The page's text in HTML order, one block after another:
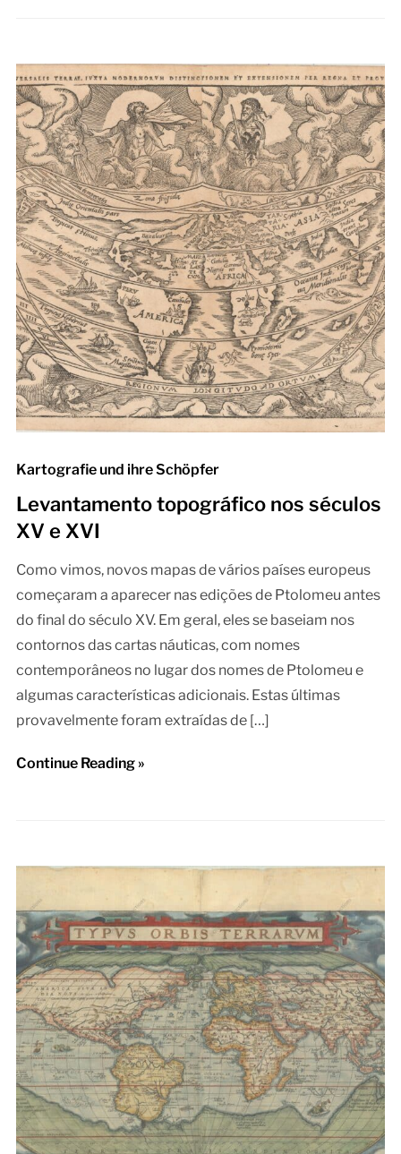
Kartografie und ihre Schöpfer
Levantamento topográfico nos séculos
XV e XVI
Como vimos, novos mapas de vários países europeus
começaram a aparecer nas edições de Ptolomeu antes
do final do século XV. Em geral, eles se baseiam nos
contornos das cartas náuticas, com nomes
contemporâneos no lugar dos nomes de Ptolomeu e
algumas características adicionais. Estas últimas
provavelmente foram extraídas de […]
Continue Reading »